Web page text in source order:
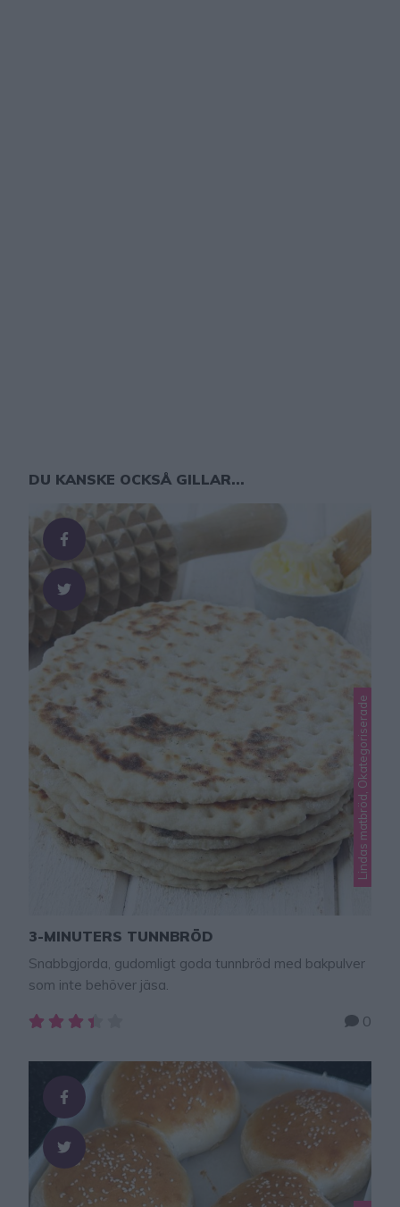
DU KANSKE OCKSÅ GILLAR...
Lindas matbröd, Okategoriserade
3-MINUTERS TUNNBRÖD
Snabbgjorda, gudomligt goda tunnbröd med bakpulver
som inte behöver jäsa.
0